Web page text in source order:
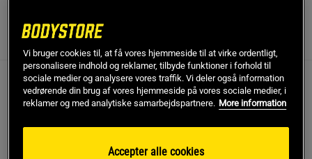
Star Nutrition Shaker er en ny model i en omhyggeligt
udviklet produktkollektion lavet af
træningsentusiaster – til træningsentusiaster. Denne
Vi bruger cookies til, at få vores hjemmeside til at virke ordentligt,
personalisere indhold og reklamer, tilbyde funktioner i forhold til
sociale medier og analysere vores traffik. Vi deler også information
vedrørende din brug af vores hjemmeside på vores sociale medier, i
reklamer og med analytiske samarbejdspartnere. More information
Accepter alle cookies